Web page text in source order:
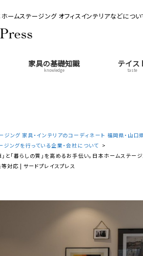
ームステージング オフィスインテリアなどについ
家具の基礎知識
knowledge
テイス
taste
ジング 家具・インテリアのコーディネート 福岡県・山口
ジングを行っている企業・会社について >
」と「暮らしの質」を高めるお手伝い。日本ホームステ
対応 | サードプレイスプレス